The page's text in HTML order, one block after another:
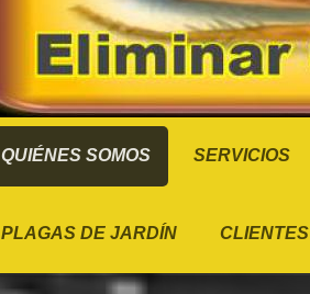
QUIÉNES SOMOS SERVICIOS
PLAGAS DE JARDÍN CLIENTES